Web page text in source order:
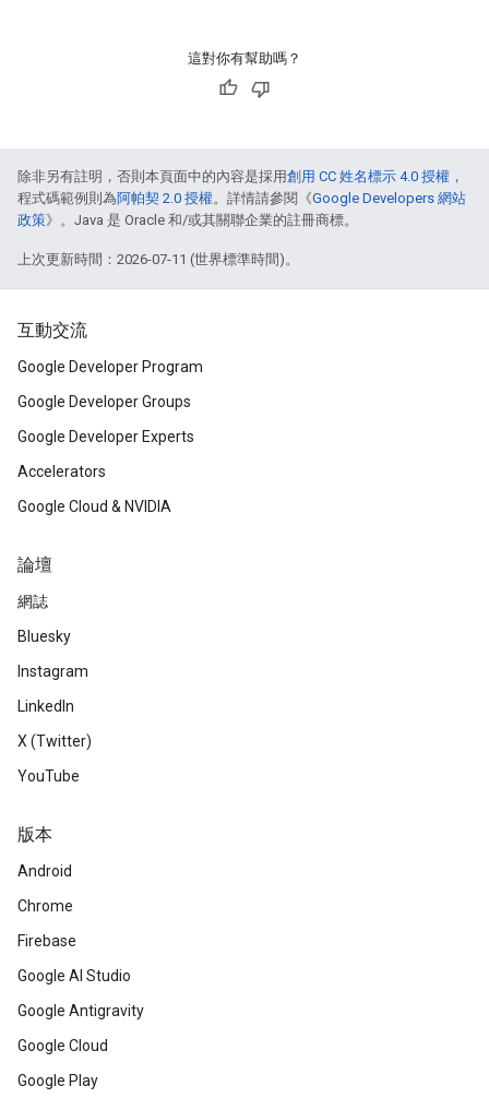
這對你有幫助嗎？
除非另有註明，否則本頁面中的內容是採用創用 CC 姓名標示 4.0 授權 ，
程式碼範例則為阿帕契 2.0 授權。詳情請參閱《Google Developers 網站
政策》。Java 是 Oracle 和/或其關聯企業的註冊商標。
上次更新時間：2026-07-11 (世界標準時間)。
互動交流
Google Developer Program
Google Developer Groups
Google Developer Experts
Accelerators
Google Cloud & NVIDIA
論壇
網誌
Bluesky
Instagram
LinkedIn
X (Twitter)
YouTube
版本
Android
Chrome
Firebase
Google AI Studio
Google Antigravity
Google Cloud
Google Play